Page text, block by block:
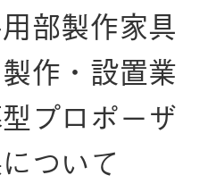
部製作家具
作・設置業
プロポーザ
ついて